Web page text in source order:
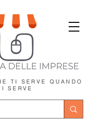
TI SERVE QUANDO
SERVE